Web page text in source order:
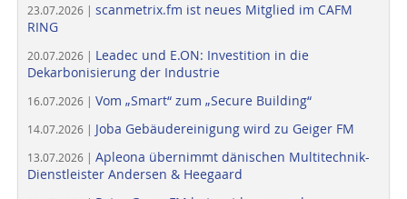
23.07.2026 | scanmetrix.fm ist neues Mitglied im CAFM
RING
20.07.2026 | Leadec und E.ON: Investition in die
Dekarbonisierung der Industrie
16.07.2026 | Vom „Smart“ zum „Secure Building“
14.07.2026 | Joba Gebäudereinigung wird zu Geiger FM
13.07.2026 | Apleona übernimmt dänischen Multitechnik-
Dienstleister Andersen & Heegaard